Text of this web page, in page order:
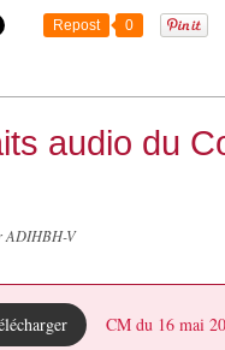
Repost 0
audio du
ADIHBH-V
CM du 16 mai